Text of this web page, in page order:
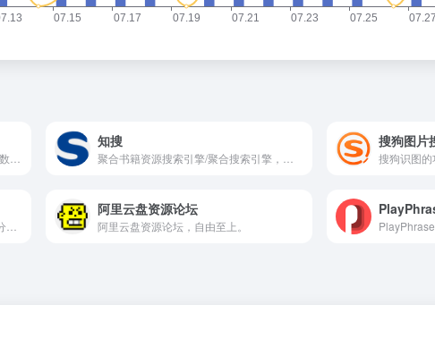
知搜 搜狗图片
阿里云盘资源论坛
阿里云盘资源论坛，自由至上。